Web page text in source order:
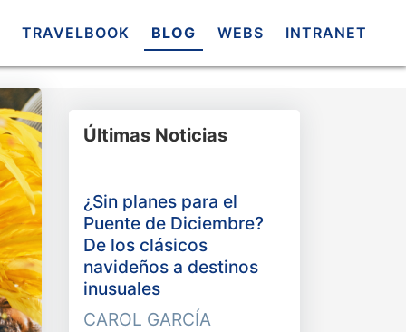
TRAVELBOOK BLOG WEBS INTRANET
Últimas Noticias
¿Sin planes para el
Puente de Diciembre?
De los clásicos
navideños a destinos
inusuales
CAROL GARCÍA